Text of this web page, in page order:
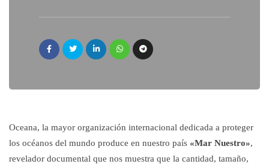
Oceana, la mayor organización internacional dedicada a proteger
los océanos del mundo produce en nuestro país «Mar Nuestro»,
revelador documental que nos muestra que la cantidad, tamaño,